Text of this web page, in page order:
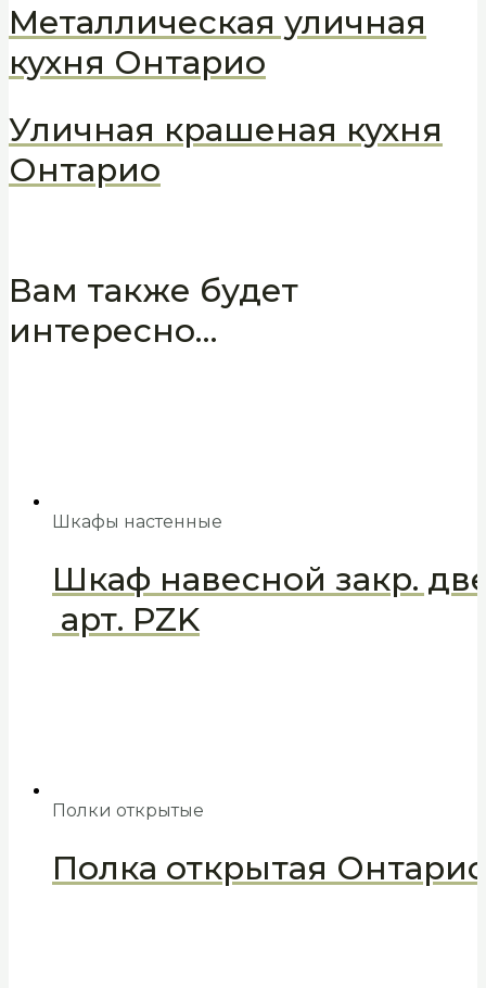
Металлическая уличная
кухня Онтарио
Уличная крашеная кухня
Онтарио
Вам также будет
интересно…
Шкафы настенные
Шкаф навесной закр.
арт. PZK
Полки открытые
Полка открытая